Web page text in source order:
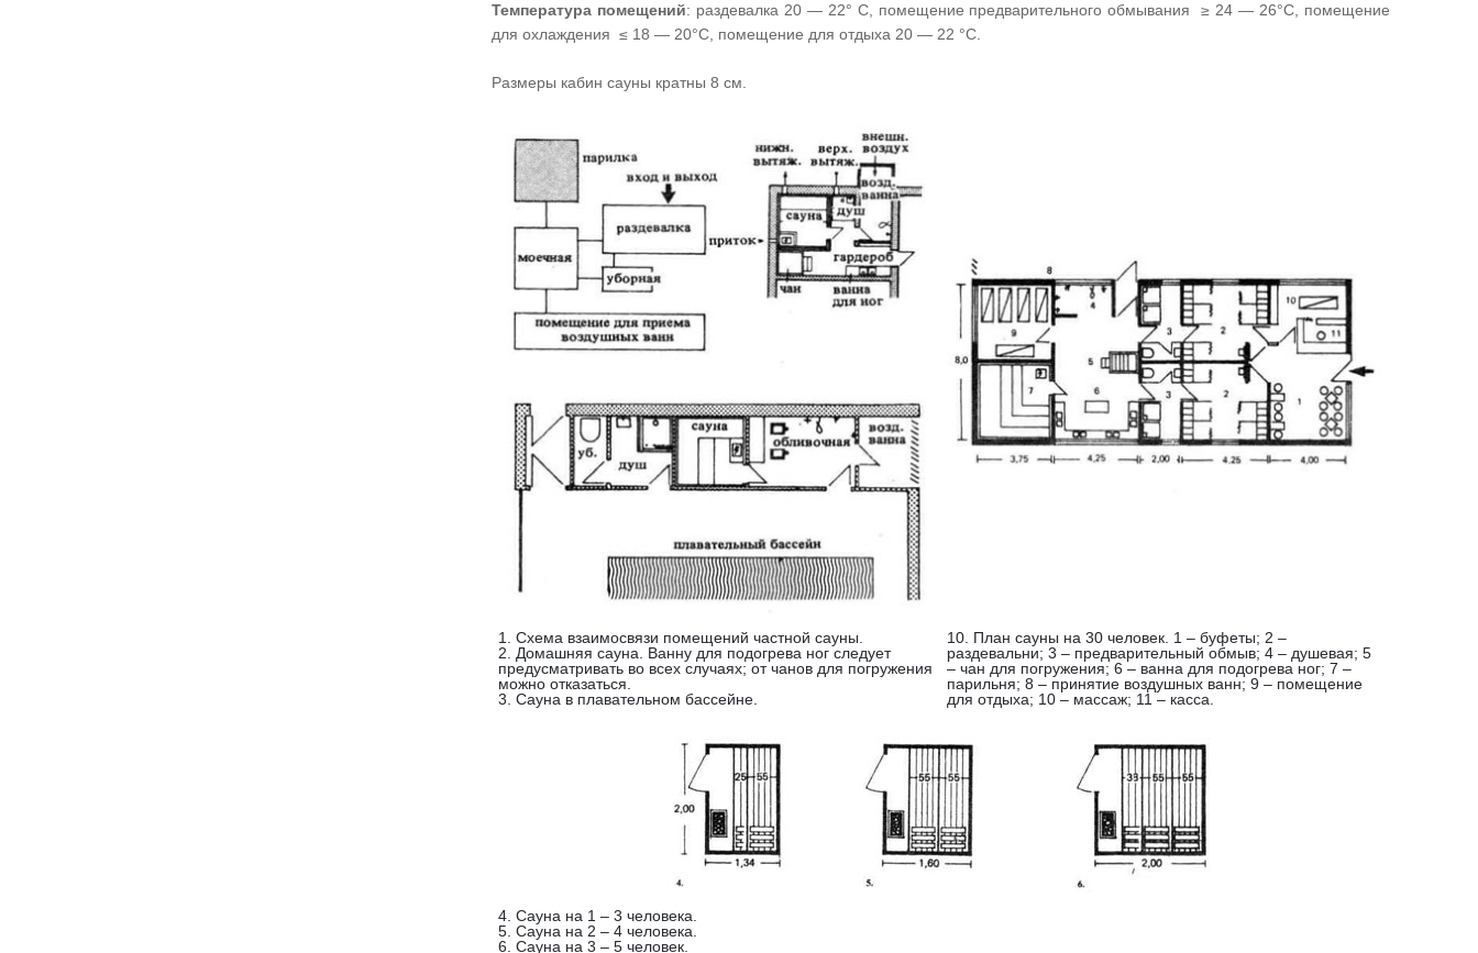
Температура помещений: раздевалка 20 — 22° С, помещение предварительного обмывания ≥ 24 — 26°С, помещение
для охлаждения ≤ 18 — 20°С, помещение для отдыха 20 — 22 °С.
Размеры кабин сауны кратны 8 см.
1. Схема взаимосвязи помещений частной сауны.
2. Домашняя сауна. Ванну для подогрева ног следует
предусматривать во всех случаях; от чанов для погружения
можно отказаться.
3. Сауна в плавательном бассейне.
10. План сауны на 30 человек. 1 – буфеты; 2 –
раздевальни; 3 – предварительный обмыв; 4 – душевая; 5
– чан для погружения; 6 – ванна для подогрева ног; 7 –
парильня; 8 – принятие воздушных ванн; 9 – помещение
для отдыха; 10 – массаж; 11 – касса.
4. Сауна на 1 – 3 человека.
5. Сауна на 2 – 4 человека.
6. Сауна на 3 – 5 человек.